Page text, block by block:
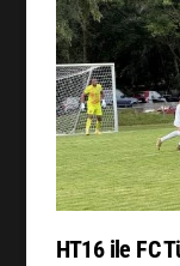
HT16 ile FC